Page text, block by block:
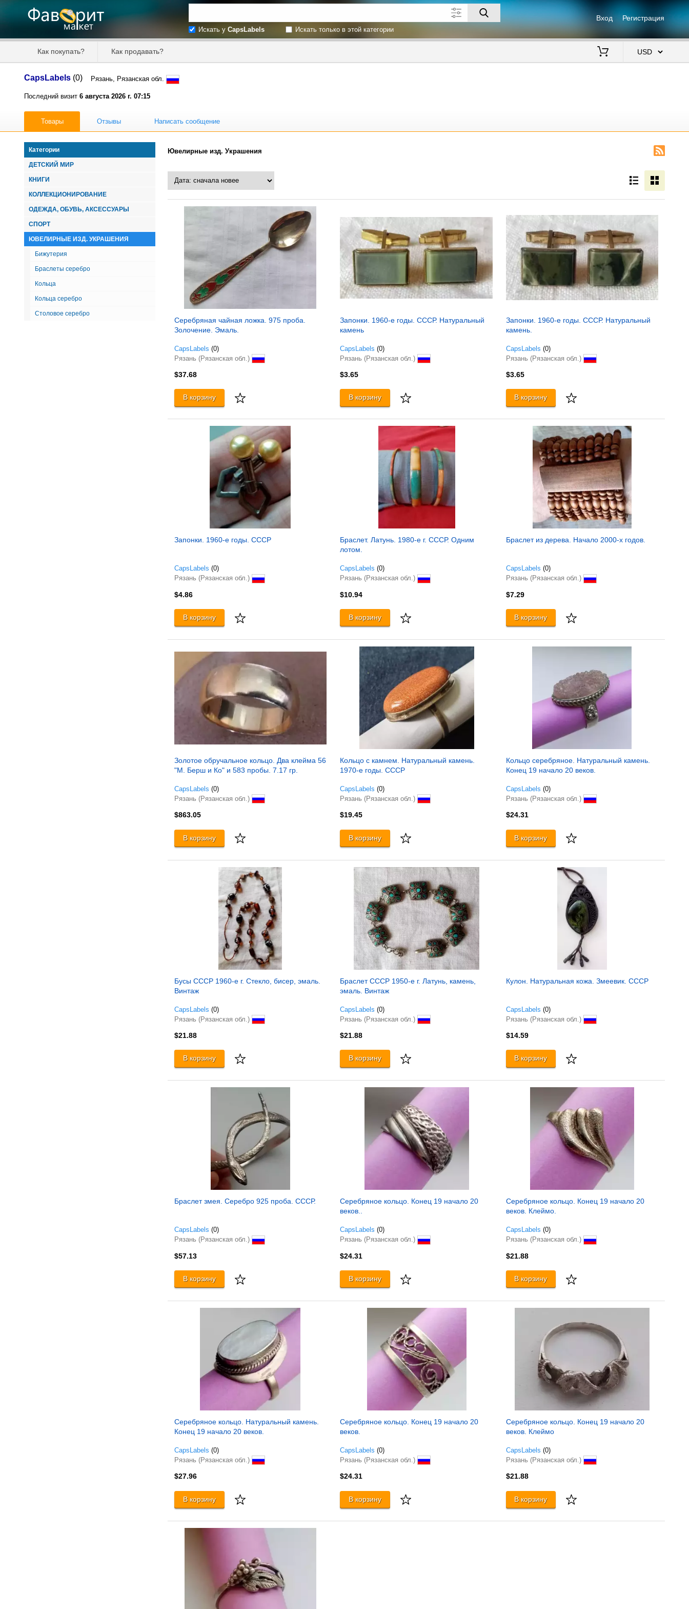
Вход Регистрация
Искать у CapsLabels Искать только в этой категории
Как покупать? Как продавать?
CapsLabels (0) Рязань, Рязанская обл.
Последний визит 6 августа 2026 г. 07:15
Товары Отзывы Написать сообщение
Категории
ДЕТСКИЙ МИР
КНИГИ
КОЛЛЕКЦИОНИРОВАНИЕ
ОДЕЖДА, ОБУВЬ, АКСЕССУАРЫ
СПОРТ
ЮВЕЛИРНЫЕ ИЗД. УКРАШЕНИЯ
Бижутерия
Браслеты серебро
Кольца
Кольца серебро
Столовое серебро
Ювелирные изд. Украшения
Серебряная чайная ложка. 975 проба.
Золочение. Эмаль.
CapsLabels (0)
Рязань (Рязанская обл.)
$37.68
В корзину
Запонки. 1960-е годы. СССР. Натуральный
камень
CapsLabels (0)
Рязань (Рязанская обл.)
$3.65
В корзину
Запонки. 1960-е годы. СССР. Натуральный
камень.
CapsLabels (0)
Рязань (Рязанская обл.)
$3.65
В корзину
Запонки. 1960-е годы. СССР
CapsLabels (0)
Рязань (Рязанская обл.)
$4.86
В корзину
Браслет. Латунь. 1980-е г. СССР. Одним
лотом.
CapsLabels (0)
Рязань (Рязанская обл.)
$10.94
В корзину
Браслет из дерева. Начало 2000-х годов.
CapsLabels (0)
Рязань (Рязанская обл.)
$7.29
В корзину
Золотое обручальное кольцо. Два клейма 56
"М. Берш и Ко" и 583 пробы. 7.17 гр.
CapsLabels (0)
Рязань (Рязанская обл.)
$863.05
В корзину
Кольцо с камнем. Натуральный камень.
1970-е годы. СССР
CapsLabels (0)
Рязань (Рязанская обл.)
$19.45
В корзину
Кольцо серебряное. Натуральный камень.
Конец 19 начало 20 веков.
CapsLabels (0)
Рязань (Рязанская обл.)
$24.31
В корзину
Бусы СССР 1960-е г. Стекло, бисер, эмаль.
Винтаж
CapsLabels (0)
Рязань (Рязанская обл.)
$21.88
В корзину
Браслет СССР 1950-е г. Латунь, камень,
эмаль. Винтаж
CapsLabels (0)
Рязань (Рязанская обл.)
$21.88
В корзину
Кулон. Натуральная кожа. Змеевик. СССР
CapsLabels (0)
Рязань (Рязанская обл.)
$14.59
В корзину
Браслет змея. Серебро 925 проба. СССР.
CapsLabels (0)
Рязань (Рязанская обл.)
$57.13
В корзину
Серебряное кольцо. Конец 19 начало 20
веков..
CapsLabels (0)
Рязань (Рязанская обл.)
$24.31
В корзину
Серебряное кольцо. Конец 19 начало 20
веков. Клеймо.
CapsLabels (0)
Рязань (Рязанская обл.)
$21.88
В корзину
Серебряное кольцо. Натуральный камень.
Конец 19 начало 20 веков.
CapsLabels (0)
Рязань (Рязанская обл.)
$27.96
В корзину
Серебряное кольцо. Конец 19 начало 20
веков.
CapsLabels (0)
Рязань (Рязанская обл.)
$24.31
В корзину
Серебряное кольцо. Конец 19 начало 20
веков. Клеймо
CapsLabels (0)
Рязань (Рязанская обл.)
$21.88
В корзину